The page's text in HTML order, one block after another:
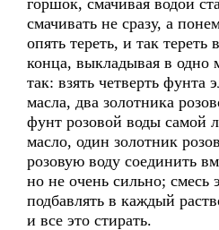
горшок, смачивая водой
смачивать не сразу, а
опять тереть, и так тереть
конца, выкладывая в одно
так: взять четверть фунта
масла, два золотника
фунт розовой воды самой
масло, один золотник
розовую воду соединить
но не очень сильно; смесь
подбавлять в каждый
и все это стирать.